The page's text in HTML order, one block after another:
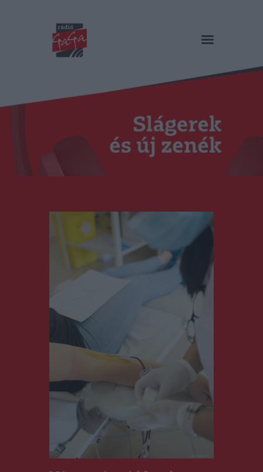
RÁDIÓ GAGA
Műsorok
Duma Duba
Podcast és videók
Stáb
Kapcsolat
RO